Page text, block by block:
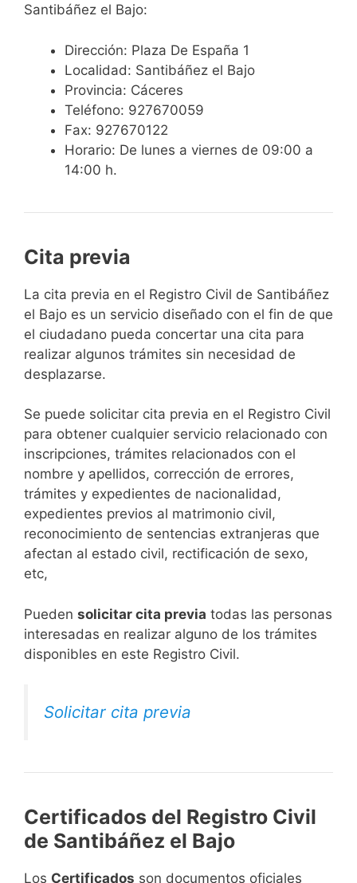
Santibáñez el Bajo:
Dirección: Plaza De España 1
Localidad: Santibáñez el Bajo
Provincia: Cáceres
Teléfono: 927670059
Fax: 927670122
Horario: De lunes a viernes de 09:00 a
14:00 h.
Cita previa
​​​​​​​​​​​​​​​​​​​​​​​​​​​​La cita previa en el Registro Civil de Santibáñez
el Bajo es un servicio diseñado con el fin de que
el ciudadano pueda concertar una cita para
realizar algunos trámites sin necesidad de
desplazarse.​
Se puede solicitar cita previa en el Registro Civil
para obtener cualquier servicio relacionado con
inscripciones, trámites relacionados con el
nombre y apellidos, corrección de errores,
trámites y expedientes de nacionalidad,
expedientes previos al matrimonio civil,
reconocimiento de sentencias extranjeras que
afectan al estado civil, rectificación de sexo,
etc,
​Pueden solicitar cita previa todas las personas
interesadas en realizar alguno de los trámites
disponibles en este Registro Civil.​
Solicitar cita previa
Certificados del Registro Civil
de Santibáñez el Bajo
Los Certificados son documentos oficiales